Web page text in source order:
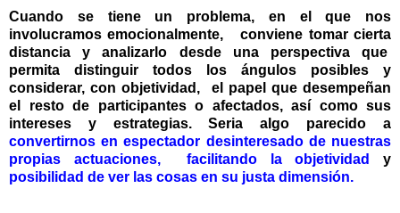
Cuando se tiene un problema, en el que nos
involucramos emocionalmente, conviene tomar cierta
distancia y analizarlo desde una perspectiva que
permita distinguir todos los ángulos posibles y
considerar, con objetividad, el papel que desempeñan
el resto de participantes o afectados, así como sus
intereses y estrategias. Seria algo parecido a
convertirnos en espectador desinteresado de nuestras
propias actuaciones,
facilitando la objetividady
posibilidad de ver las cosas en su justa dimensión.